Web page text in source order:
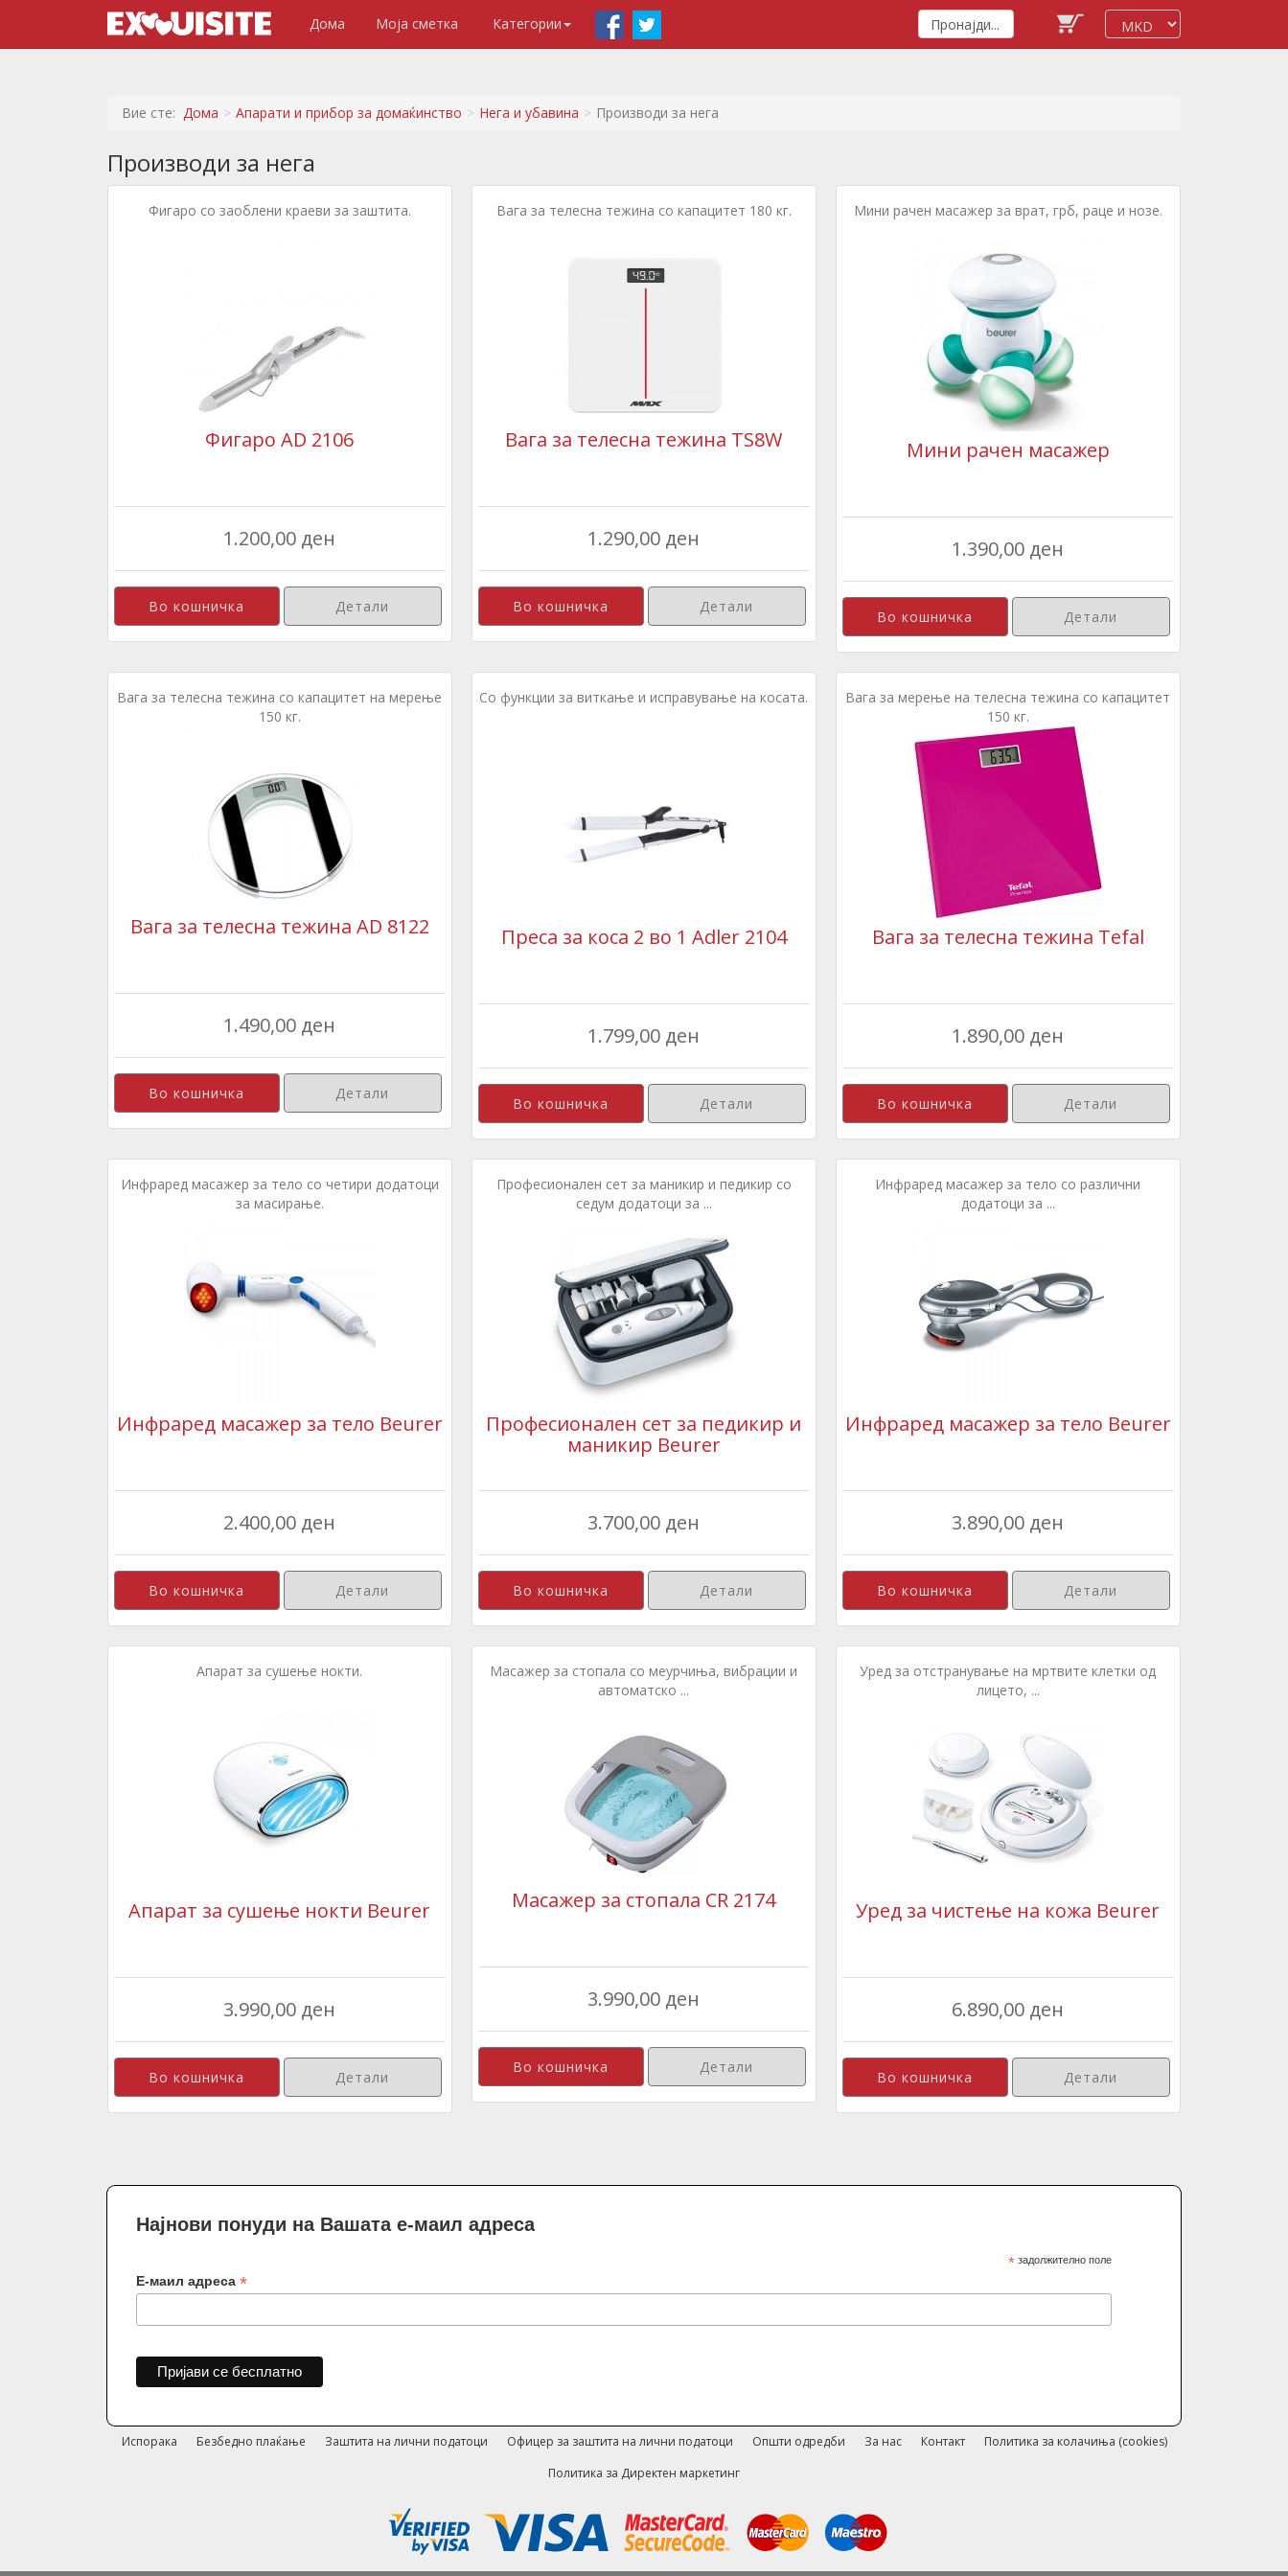
Дома Моја сметка Категории
Вие сте: Дома Апарати и прибор за домаќинство Нега и убавина Производи за нега
Производи за нега
Фигаро со заоблени краеви за заштита.
Фигаро AD 2106
1.200,00 ден
Детали
Вага за телесна тежина со капацитет 180 кг.
Вага за телесна тежина TS8W
1.290,00 ден
Детали
Мини рачен масажер за врат, грб, раце и нозе.
Мини рачен масажер
1.390,00 ден
Детали
Вага за телесна тежина со капацитет на мерење
150 кг.
Вага за телесна тежина AD 8122
1.490,00 ден
Детали
Со функции за виткање и исправување на косата.
Преса за коса 2 во 1 Adler 2104
1.799,00 ден
Детали
Вага за мерење на телесна тежина со капацитет
150 кг.
Вага за телесна тежина Tefal
1.890,00 ден
Детали
Инфраред масажер за тело со четири додатоци
за масирање.
Инфраред масажер за тело Beurer
2.400,00 ден
Детали
Професионален сет за маникир и педикир со
седум додатоци за ...
Професионален сет за педикир и
маникир Beurer
3.700,00 ден
Детали
Инфраред масажер за тело со различни
додатоци за ...
Инфраред масажер за тело Beurer
3.890,00 ден
Детали
Апарат за сушење нокти.
Апарат за сушење нокти Beurer
3.990,00 ден
Детали
Масажер за стопала со меурчиња, вибрации и
автоматско ...
Масажер за стопала CR 2174
3.990,00 ден
Детали
Уред за отстранување на мртвите клетки од
лицето, ...
Уред за чистење на кожа Beurer
6.890,00 ден
Детали
Најнови понуди на Вашата е-маил адреса
*задолжително поле
Е-маил адреса *
Испорака Безбедно плаќање Заштита на лични податоци Офицер за заштита на лични податоци Општи одредби За нас Контакт
Политика за колачиња (cookies)
Политика за Директен маркетинг